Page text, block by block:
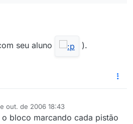
seu aluno ).
out. de 2006 18:43
bloco marcando cada pistão